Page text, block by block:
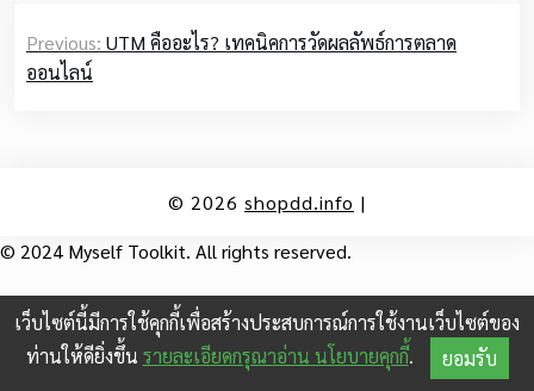
navigation
Previous: UTM คืออะไร? เทคนิคการวัดผลลัพธ์การตลาด
ออนไลน์
© 2026 shopdd.info |
© 2024 Myself Toolkit. All rights reserved.
เว็บไซต์นี้มีการใช้คุกกี้เพื่อสร้างประสบการณ์การใช้งานเว็บไซต์ของ
ท่านให้ดียิ่งขึ้น รายละเอียดกรุณาอ่าน นโยบายคุกกี้. ยอมรับ